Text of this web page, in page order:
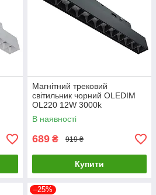
Магнітний трековий
світильник чорний OLEDIM
OL220 12W 3000k
В наявності
689 ₴ 919 ₴
Купити
–25%